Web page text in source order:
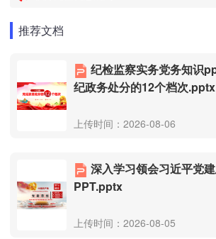
电子发票申请
推荐文档
纪政务处分的12个档次.pptx
上传时间：2026-08-06
PPT.pptx
上传时间：2026-08-05